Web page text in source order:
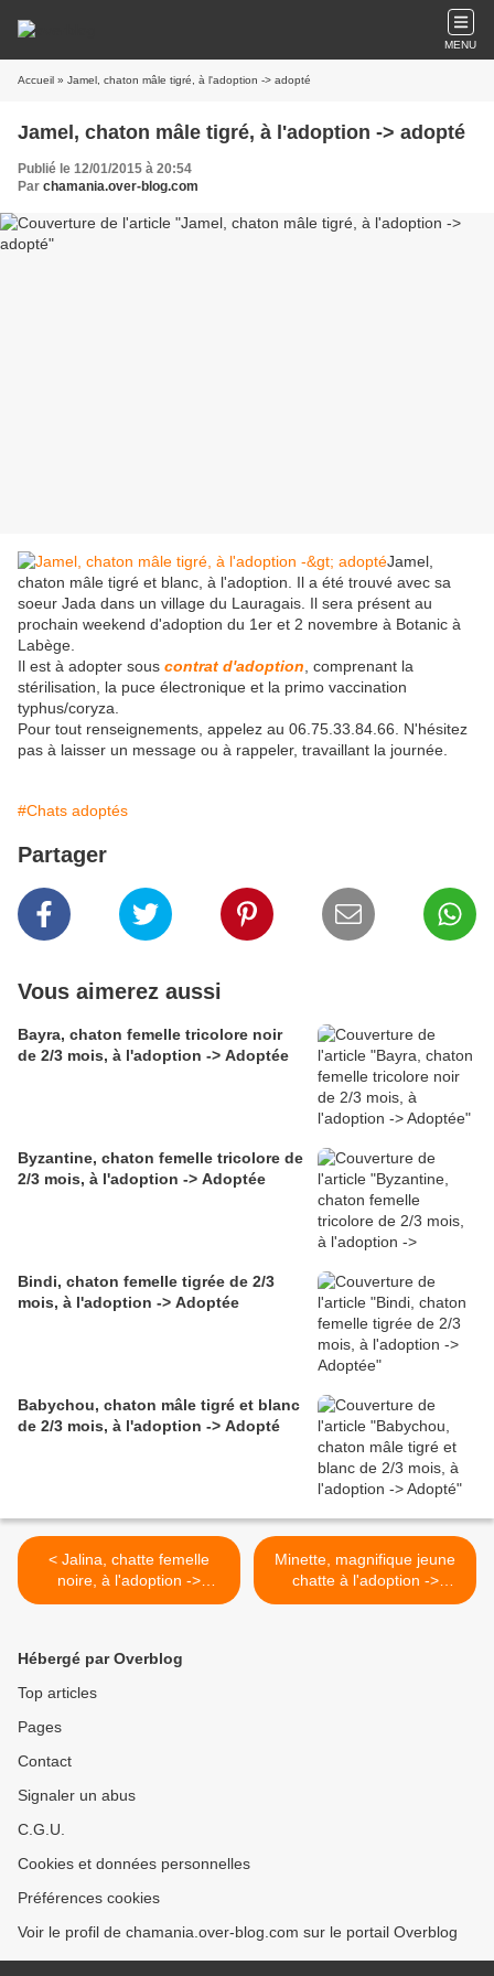
MENU
Accueil » Jamel, chaton mâle tigré, à l'adoption -> adopté
Jamel, chaton mâle tigré, à l'adoption -> adopté
Publié le 12/01/2015 à 20:54
Par chamania.over-blog.com
Jamel,
chaton mâle tigré et blanc, à l'adoption. Il a été trouvé avec sa
soeur Jada dans un village du Lauragais. Il sera présent au
prochain weekend d'adoption du 1er et 2 novembre à Botanic à
Labège.
Il est à adopter sous contrat d'adoption , comprenant la
stérilisation, la puce électronique et la primo vaccination
typhus/coryza.
Pour tout renseignements, appelez au 06.75.33.84.66. N'hésitez
pas à laisser un message ou à rappeler, travaillant la journée.
#Chats adoptés
Partager
Vous aimerez aussi
Bayra, chaton femelle tricolore noir
de 2/3 mois, à l'adoption -> Adoptée
Byzantine, chaton femelle tricolore de
2/3 mois, à l'adoption -> Adoptée
Bindi, chaton femelle tigrée de 2/3
mois, à l'adoption -> Adoptée
Babychou, chaton mâle tigré et blanc
de 2/3 mois, à l'adoption -> Adopté
< Jalina, chatte femelle
noire, à l'adoption ->
adoptée
Minette, magnifique jeune
chatte à l'adoption ->
adoptée >
Hébergé par Overblog
Top articles
Pages
Contact
Signaler un abus
C.G.U.
Cookies et données personnelles
Préférences cookies
Voir le profil de chamania.over-blog.com sur le portail Overblog